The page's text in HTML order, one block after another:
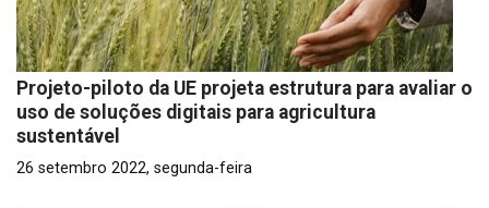
Projeto-piloto da UE projeta estrutura para avaliar o
uso de soluções digitais para agricultura
sustentável
26 setembro 2022, segunda-feira